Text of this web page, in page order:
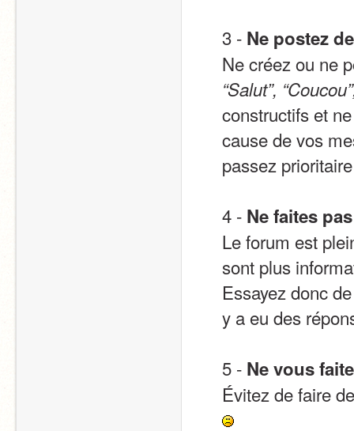
3 - Ne postez
“Salut”,
constructifs et
cause de vos
passez
4 - Ne faites
Le forum est
sont plus
Essayez donc
y a eu des
5 - Ne vous